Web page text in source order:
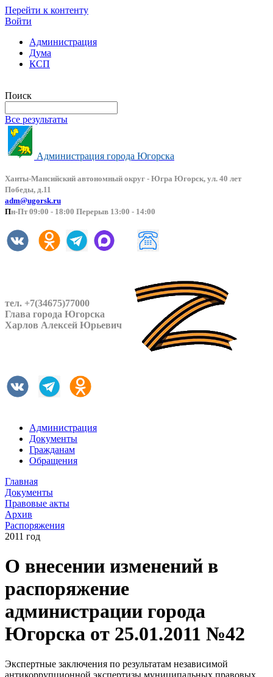
Перейти к контенту
Войти
Администрация
Дума
КСП
Поиск
Все результаты
Администрация города Югорска
Ханты-Мансийский автономный округ - Югра Югорск, ул. 40 лет
Победы, д.11
adm@ugorsk.ru
Пн-Пт 09:00 - 18:00 Перерыв 13:00 - 14:00
тел. +7(34675)77000
Глава города Югорска
Харлов Алексей Юрьевич
Администрация
Документы
Гражданам
Обращения
Главная
Документы
Правовые акты
Архив
Распоряжения
2011 год
О внесении изменений в
распоряжение
администрации города
Югорска от 25.01.2011 №42
Экспертные заключения по результатам независимой
антикоррупционной экспертизы муниципальных правовых